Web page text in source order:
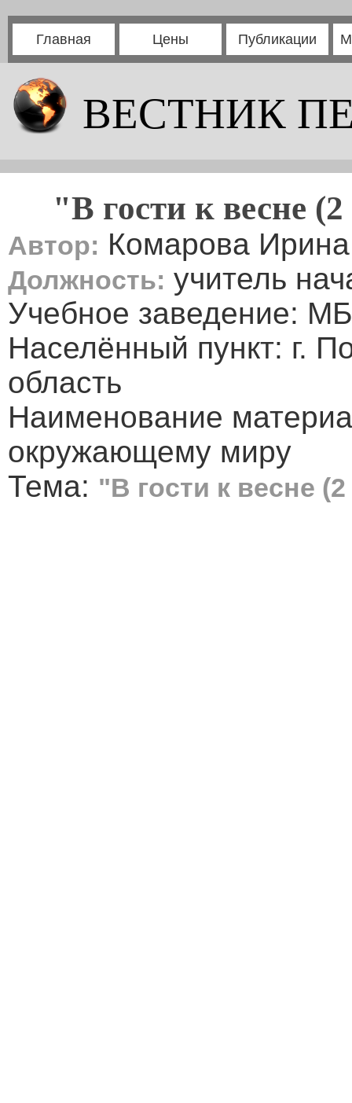
Главная Цены Публикации
ВЕСТНИК
"В гости к весне
Автор: Комарова
Должность: учитель
Учебное заведение:
Населённый пункт: г.
область
Наименование
окружающему миру
Тема: "В гости к весне